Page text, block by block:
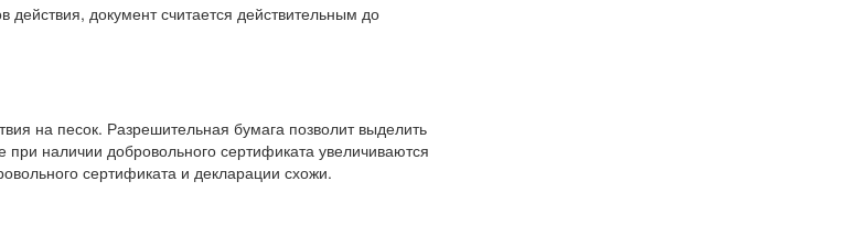
документ считается действительным до
на песок. Разрешительная бумага позволит выделить
наличии добровольного сертификата увеличиваются
сертификата и декларации схожи.